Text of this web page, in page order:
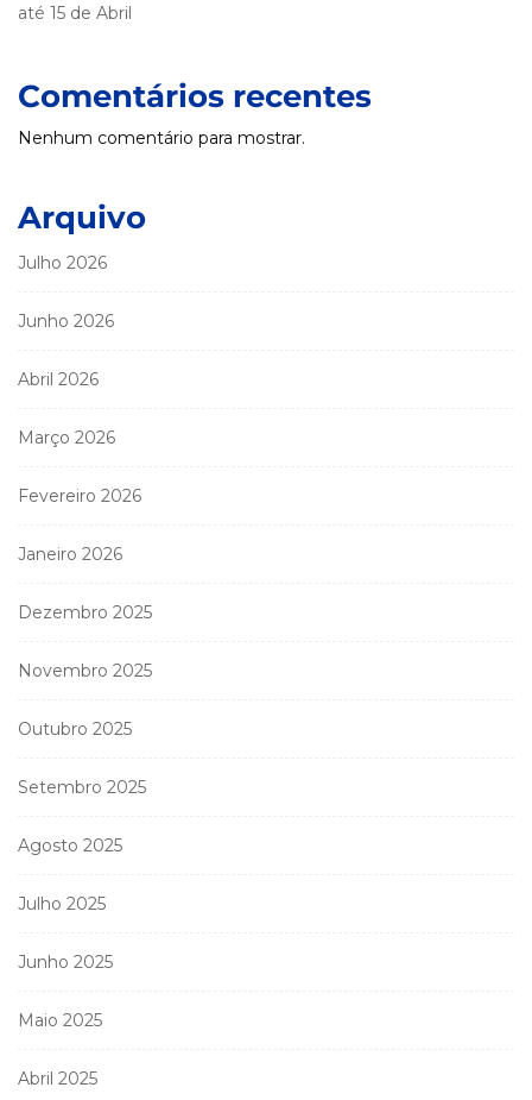
até 15 de Abril
Comentários recentes
Nenhum comentário para mostrar.
Arquivo
Julho 2026
Junho 2026
Abril 2026
Março 2026
Fevereiro 2026
Janeiro 2026
Dezembro 2025
Novembro 2025
Outubro 2025
Setembro 2025
Agosto 2025
Julho 2025
Junho 2025
Maio 2025
Abril 2025